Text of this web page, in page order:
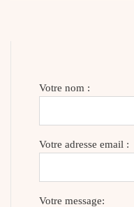
Votre nom :
Votre adresse email :
Votre message: